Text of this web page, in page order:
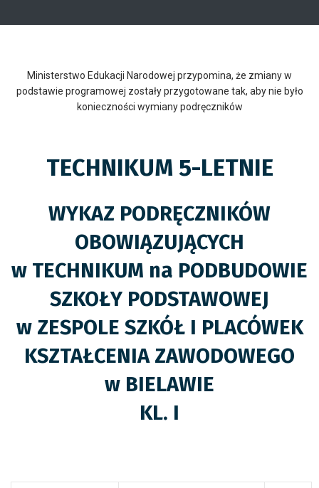
Ministerstwo Edukacji Narodowej przypomina, że zmiany w
podstawie programowej zostały przygotowane tak, aby nie było
konieczności wymiany podręczników
TECHNIKUM 5-LETNIE
WYKAZ PODRĘCZNIKÓW
OBOWIĄZUJĄCYCH
w TECHNIKUM na PODBUDOWIE
SZKOŁY PODSTAWOWEJ
w ZESPOLE SZKÓŁ I PLACÓWEK
KSZTAŁCENIA ZAWODOWEGO
w BIELAWIE
KL. I